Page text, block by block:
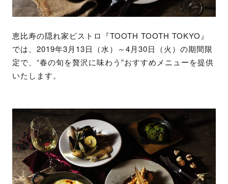
恵比寿の隠れ家ビストロ『TOOTH TOOTH TOKYO』
では、2019年3月13日（水）～4月30日（火）の期間限
定で、“春の旬を贅沢に味わう”おすすめメニューを提供
いたします。